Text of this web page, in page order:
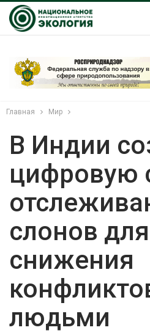
Главная Мир
В Индии
цифровую
слонов для
снижения
людьми